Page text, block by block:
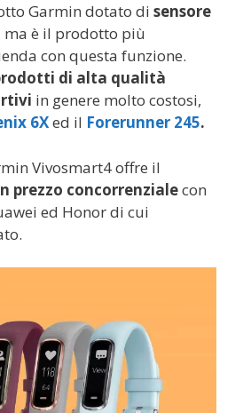
Garmin dotato di sensore
ma è il prodotto più
con questa funzione.
di alta qualità
in genere molto costosi,
6Xed il Forerunner 245.
Vivosmart4 offre il
prezzo concorrenzialecon
ed Honor di cui